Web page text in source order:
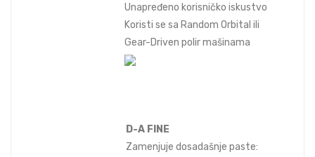
Unapređeno korisničko iskustvo
Koristi se sa Random Orbital ili
Gear-Driven polir mašinama
D-A FINE
Zamenjuje dosadašnje paste: